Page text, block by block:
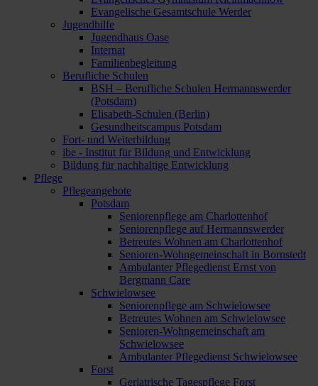
Evangelische Gesamtschule Werder
Jugendhilfe
Jugendhaus Oase
Internat
Familienbegleitung
Berufliche Schulen
BSH – Berufliche Schulen Hermannswerder
(Potsdam)
Elisabeth-Schulen (Berlin)
Gesundheitscampus Potsdam
Fort- und Weiterbildung
ibe - Institut für Bildung und Entwicklung
Bildung für nachhaltige Entwicklung
Pflege
Pflegeangebote
Potsdam
Seniorenpflege am Charlottenhof
Seniorenpflege auf Hermannswerder
Betreutes Wohnen am Charlottenhof
Senioren-Wohngemeinschaft in Bornstedt
Ambulanter Pflegedienst Ernst von
Bergmann Care
Schwielowsee
Seniorenpflege am Schwielowsee
Betreutes Wohnen am Schwielowsee
Senioren-Wohngemeinschaft am
Schwielowsee
Ambulanter Pflegedienst Schwielowsee
Forst
Geriatrische Tagespflege Forst